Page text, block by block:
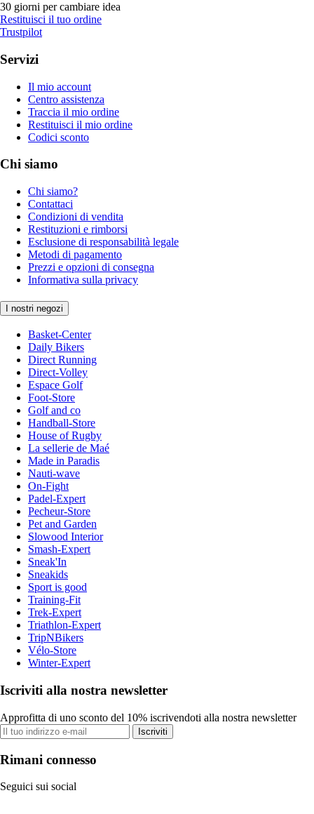
30 giorni per cambiare idea
Restituisci il tuo ordine
Trustpilot
Servizi
Il mio account
Centro assistenza
Traccia il mio ordine
Restituisci il mio ordine
Codici sconto
Chi siamo
Chi siamo?
Contattaci
Condizioni di vendita
Restituzioni e rimborsi
Esclusione di responsabilità legale
Metodi di pagamento
Prezzi e opzioni di consegna
Informativa sulla privacy
I nostri negozi
Basket-Center
Daily Bikers
Direct Running
Direct-Volley
Espace Golf
Foot-Store
Golf and co
Handball-Store
House of Rugby
La sellerie de Maé
Made in Paradis
Nauti-wave
On-Fight
Padel-Expert
Pecheur-Store
Pet and Garden
Slowood Interior
Smash-Expert
Sneak'In
Sneakids
Sport is good
Training-Fit
Trek-Expert
Triathlon-Expert
TripNBikers
Vélo-Store
Winter-Expert
Iscriviti alla nostra newsletter
Approfitta di uno sconto del 10% iscrivendoti alla nostra newsletter
Iscriviti
Rimani connesso
Seguici sui social